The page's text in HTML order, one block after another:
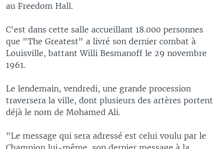
au Freedom Hall.
C'est dans cette salle accueillant 18.000 personnes
que "The Greatest" a livré son dernier combat à
Louisville, battant Willi Besmanoff le 29 novembre
1961.
Le lendemain, vendredi, une grande procession
traversera la ville, dont plusieurs des artères portent
déjà le nom de Mohamed Ali.
"Le message qui sera adressé est celui voulu par le